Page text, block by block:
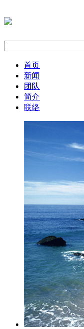
首页
新闻
团队
简介
联络